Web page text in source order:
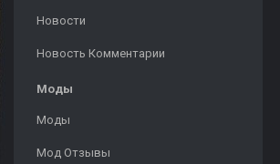
Новости
Новость Комментарии
Моды
Моды
Мод Отзывы